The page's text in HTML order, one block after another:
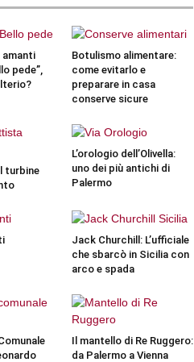
amanti
pede”,
Botulismo alimentare:
come evitarlo e
preparare in casa
conserve sicure
turbine
L’orologio dell’Olivella:
uno dei più antichi di
Palermo
Jack Churchill: L’ufficiale
che sbarcò in Sicilia con
arco e spada
Il mantello di Re Ruggero:
da Palermo a Vienna